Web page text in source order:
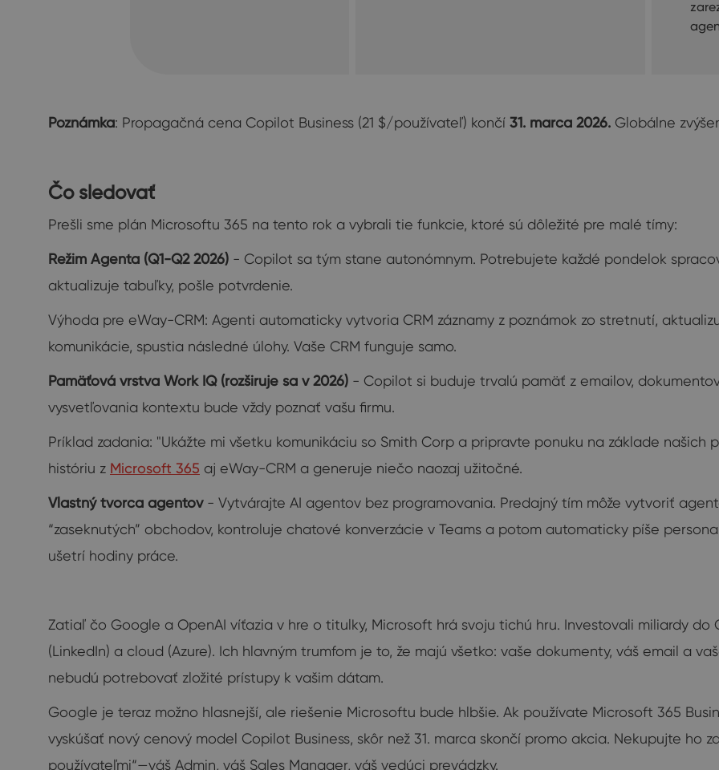
Poznámka: Propagačná cena Copilot Business (21 $/používateľ) končí 31. marca 2026. Globálne
Čo sledovať
Prešli sme plán Microsoftu 365 na tento rok a vybrali tie funkcie, ktoré sú dôležité pre malé tímy:
Režim Agenta (Q1-Q2 2026) - Copilot sa tým stane autonómnym. Potrebujete každé pondelok
aktualizuje tabuľky, pošle potvrdenie.
Výhoda pre eWay-CRM: Agenti automaticky vytvoria CRM záznamy z poznámok zo stretnutí,
komunikácie, spustia následné úlohy. Vaše CRM funguje samo.
Pamäťová vrstva Work IQ (rozširuje sa v 2026) - Copilot si buduje trvalú pamäť z emailov,
vysvetľovania kontextu bude vždy poznať vašu firmu.
Príklad zadania: "Ukážte mi všetku komunikáciu so Smith Corp a pripravte ponuku na základe
históriu z Microsoft 365 aj eWay-CRM a generuje niečo naozaj užitočné.
Vlastný tvorca agentov- Vytvárajte AI agentov bez programovania. Predajný tím môže vytvoriť
“zaseknutých” obchodov, kontroluje chatové konverzácie v Teams a potom automaticky píše
ušetrí hodiny práce.
Zatiaľ čo Google a OpenAI víťazia v hre o titulky, Microsoft hrá svoju tichú hru. Investovali miliardy do
(LinkedIn) a cloud (Azure). Ich hlavným trumfom je to, že majú všetko: vaše dokumenty, váš email a
nebudú potrebovať zložité prístupy k vašim dátam.
Google je teraz možno hlasnejší, ale riešenie Microsoftu bude hlbšie. Ak používate Microsoft 365
vyskúšať nový cenový model Copilot Business, skôr než 31. marca skončí promo akcia. Nekupujte ho
používateľmi“—váš Admin, váš Sales Manager, váš vedúci prevádzky.